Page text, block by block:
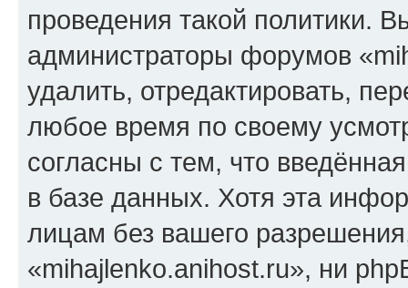
проведения такой политики.
администраторы форумов
удалить, отредактировать,
любое время по своему
согласны с тем, что
в базе данных. Хотя эта
лицам без вашего
«mihajlenko.anihost.ru», ни